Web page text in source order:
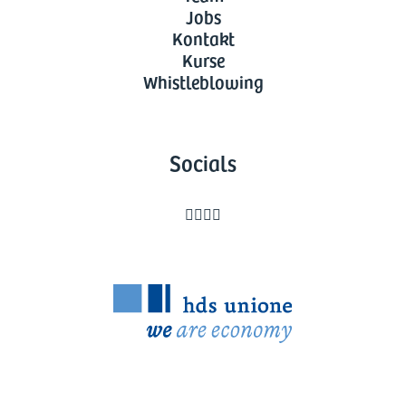
Jobs
Kontakt
Kurse
Whistleblowing
Socials
   